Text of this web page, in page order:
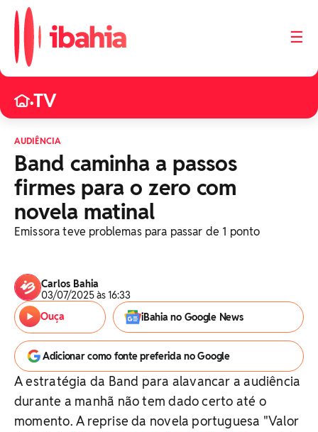
☰
•TV
AUDIÊNCIA
Band caminha a passos
firmes para o zero com
novela matinal
Emissora teve problemas para passar de 1 ponto
Carlos Bahia
03/07/2025 às 16:33
Ouça
iBahia no Google News
Adicionar como fonte preferida no Google
A estratégia da Band para alavancar a audiência
durante a manhã não tem dado certo até o
momento. A reprise da novela portuguesa "Valor